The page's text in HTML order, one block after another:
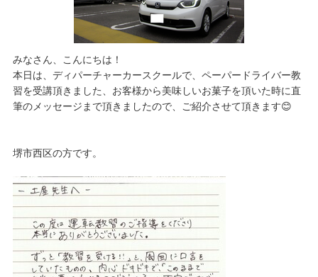
みなさん、こんにちは！
本日は、ディパーチャーカースクールで、ペーパードライバー教
習を受講頂きました、お客様から美味しいお菓子を頂いた時に直
筆のメッセージまで頂きましたので、ご紹介させて頂きます😊
堺市西区の方です。